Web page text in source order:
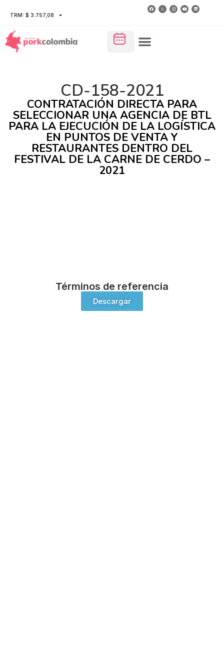
TRM: $ 3.757,08
CD-158-2021
CONTRATACIÓN DIRECTA PARA
SELECCIONAR UNA AGENCIA DE BTL
PARA LA EJECUCIÓN DE LA LOGÍSTICA
EN PUNTOS DE VENTA Y
RESTAURANTES DENTRO DEL
FESTIVAL DE LA CARNE DE CERDO –
2021
Términos de referencia
Descargar